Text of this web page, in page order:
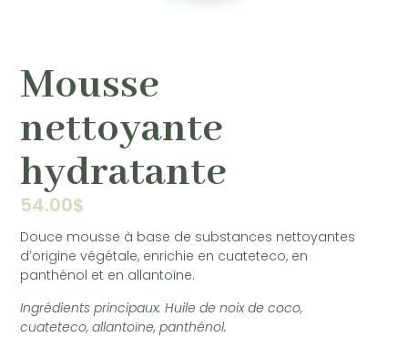
Mousse
nettoyante
hydratante
54.00$
Douce mousse à base de substances nettoyantes
d’origine végétale, enrichie en cuateteco, en
panthénol et en allantoïne.
Ingrédients principaux: Huile de noix de coco,
cuateteco, allantoïne, panthénol.